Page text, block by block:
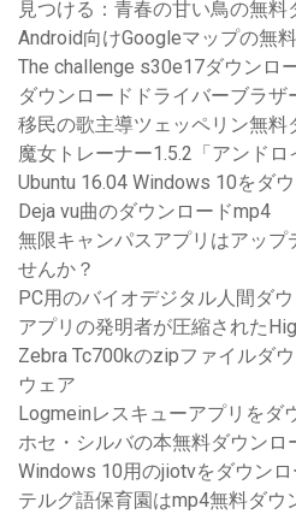
見つける：青春の甘い鳥の無料
Android向けGoogleマップの無
The challenge s30e17ダウンロ
ダウンロードドライバーブラザ
移民の歌主導ツェッペリン無料
魔女トレーナー1.5.2「アンド
Ubuntu 16.04 Windows 10をダ
Deja vu曲のダウンロードmp4
無限キャンパスアプリはアップ
せんか？
PC用のバイオデジタル人間ダ
アプリの発明者が圧縮された
Zebra Tc700kのzipファイルダ
ウェア
Logmeinレスキューアプリをダ
ホセ・シルバの本無料ダウンロ
Windows 10用のjiotvをダウンロ
テルグ語保育園はmp4無料ダウ